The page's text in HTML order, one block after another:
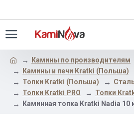
Камины по производителям
Камины и печи Kratki (Польша)
Топки Kratki (Польша)
Топки Kratki PRO
Топки
Каминная топка Kratki Nadia 10